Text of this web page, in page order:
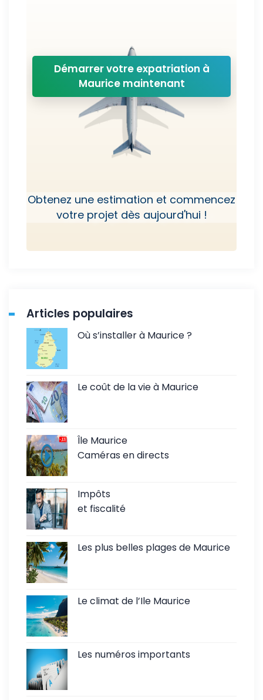
Démarrer votre expatriation à
Maurice maintenant
Obtenez une estimation et commencez
votre projet dès aujourd'hui !
Articles populaires
Où s’installer à Maurice ?
Le coût de la vie à Maurice
Île Maurice
Caméras en directs
Impôts
et fiscalité
Les plus belles plages de Maurice
Le climat de l’Ile Maurice
Les numéros importants